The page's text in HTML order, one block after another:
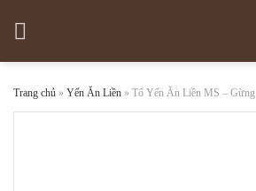
content
Trang chủ » Yến Ăn Liền » Tổ Yến Ăn Liền MS – Gừng